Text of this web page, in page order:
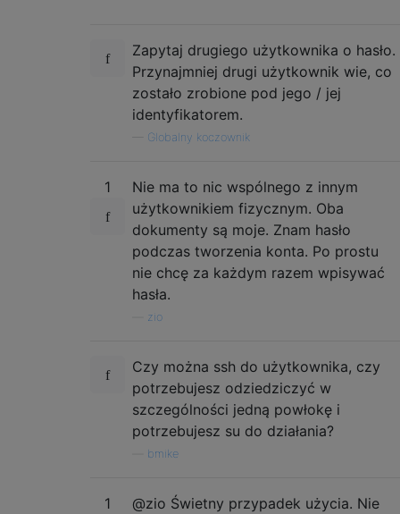
Zapytaj drugiego użytkownika o hasło.
Przynajmniej drugi użytkownik wie, co
zostało zrobione pod jego / jej
identyfikatorem.
Globalny koczownik
1
Nie ma to nic wspólnego z innym
użytkownikiem fizycznym. Oba
dokumenty są moje. Znam hasło
podczas tworzenia konta. Po prostu
nie chcę za każdym razem wpisywać
hasła.
zio
Czy można ssh do użytkownika, czy
potrzebujesz odziedziczyć w
szczególności jedną powłokę i
potrzebujesz su do działania?
bmike
1 @zio Świetny przypadek użycia. Nie